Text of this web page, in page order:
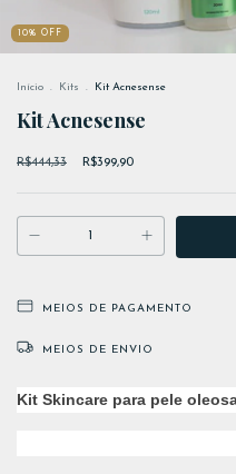
10% OFF
Início . Kits . Kit Acnesense
Kit Acnesense
R$444,33 R$399,90
MEIOS DE PAGAMENTO
MEIOS DE ENVIO
Kit Skincare para pele